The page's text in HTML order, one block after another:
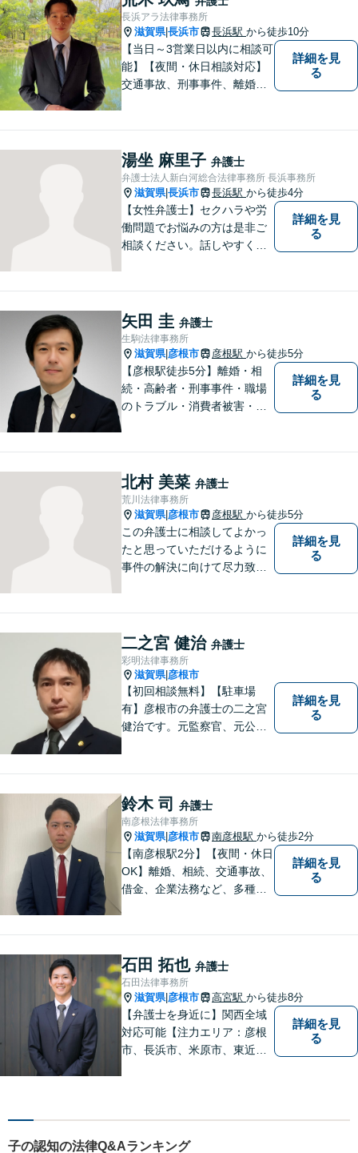
長浜アラ法律事務所
滋賀県|長浜市 長浜駅 から徒歩10分
【当日～3営業日以内に相談可
能】【夜間・休日相談対応】
交通事故、刑事事件、離婚・
詳細を見
る
湯坐 麻里子 弁護士
弁護士法人新白河総合法律事務所 長浜事務所
滋賀県|長浜市 長浜駅 から徒歩4分
【女性弁護士】セクハラや労
働問題でお悩みの方は是非ご
相談ください。話しやすく相
詳細を見
る
矢田 圭 弁護士
生駒法律事務所
滋賀県| 彦根市 彦根駅 から徒歩5分
【彦根駅徒歩5分】離婚・相
続・高齢者・刑事事件・職場
のトラブル・消費者被害・法
詳細を見
る
北村 美菜 弁護士
荒川法律事務所
滋賀県| 彦根市 彦根駅 から徒歩5分
この弁護士に相談してよかっ
たと思っていただけるように
事件の解決に向けて尽力致し
詳細を見
る
二之宮 健治 弁護士
彩明法律事務所
滋賀県| 彦根市
【初回相談無料】【駐車場
有】彦根市の弁護士の二之宮
健治です。元監察官、元公務
トいたします。
詳細を見
る
鈴木 司 弁護士
南彦根法律事務所
滋賀県| 彦根市 南彦根駅 から徒歩2分
【南彦根駅2分】【夜間・休日
OK】離婚、相続、交通事故、
借金、企業法務など、多種多
をモットーに、皆様それぞれ
に合った解決を図ってまいり
ます。お気軽にご相談くださ
い。
詳細を見
る
石田 拓也 弁護士
石田法律事務所
滋賀県| 彦根市 高宮駅 から徒歩8分
【弁護士を身近に】関西全域
対応可能【注力エリア：彦根
市、長浜市、米原市、東近江
まに、不安を和らげベストな
解決策を提供します「迅速丁
詳細を見
る
子の認知の法律Q&Aランキング